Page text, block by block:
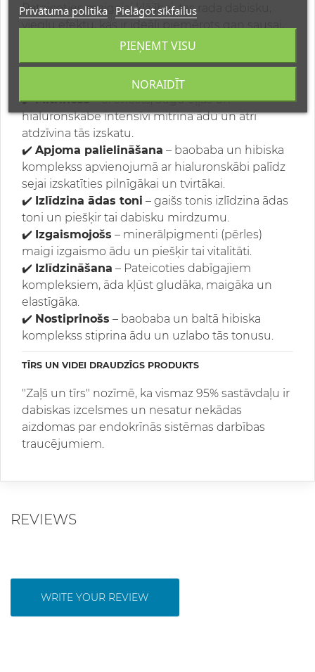
Pateicoties maigajai klājībai, tas rada dabisku,
vieglu efektu, kas ir ideāli piemērots gan sausai,
gan normālai un jutīgai ādai.
✔️Mitrinošs– Šī sviests, augu eļļas un
hialuronskābe intensīvi mitrina ādu un ātri
atdzīvina tās izskatu.
✔️ Apjoma palielināšana – baobaba un hibiska
komplekss apvienojumā ar hialuronskābi palīdz
sejai izskatīties pilnīgākai un tvirtākai.
✔️ Izlīdzina ādas toni – gaišs tonis izlīdzina ādas
toni un piešķir tai dabisku mirdzumu.
✔️ Izgaismojošs – minerālpigmenti (pērles)
maigi izgaismo ādu un piešķir tai vitalitāti.
✔️ Izlīdzināšana – Pateicoties dabīgajiem
kompleksiem, āda kļūst gludāka, maigāka un
elastīgāka.
✔️ Nostiprinošs – baobaba un baltā hibiska
komplekss stiprina ādu un uzlabo tās tonusu.
TĪRS UN VIDEI DRAUDZĪGS PRODUKTS
"Zaļš un tīrs" nozīmē, ka vismaz 95% sastāvdaļu ir
dabiskas izcelsmes un nesatur nekādas
aizdomas par endokrīnās sistēmas darbības
traucējumiem.
REVIEWS
WRITE YOUR REVIEW
Privātuma politika Pielāgot sīkfailus
NORAIDĪT
PIEŅEMT VISU